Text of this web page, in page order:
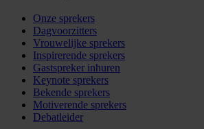
Onze sprekers
Dagvoorzitters
Vrouwelijke sprekers
Inspirerende sprekers
Gastspreker inhuren
Keynote sprekers
Bekende sprekers
Motiverende sprekers
Debatleider